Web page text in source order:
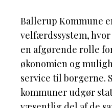
Ballerup Kommune
velfærdssystem,
en afgørende rolle
økonomien og
service til borgerne.
kommuner udgør